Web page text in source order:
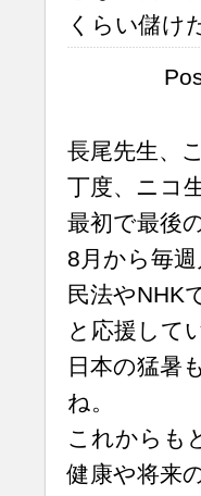
くらい儲け
長尾先生、
丁度、ニコ
最初で最後
8月から毎週
民法やNHK
と応援して
日本の猛暑
ね。
これからも
健康や将来